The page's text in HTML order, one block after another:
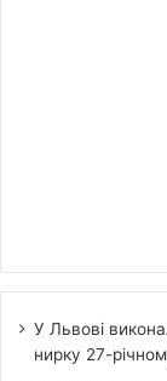
У Львові
нирку 27-